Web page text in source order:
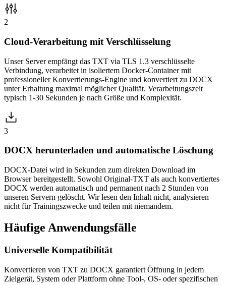
2
Cloud-Verarbeitung mit Verschlüsselung
Unser Server empfängt das TXT via TLS 1.3 verschlüsselte
Verbindung, verarbeitet in isoliertem Docker-Container mit
professioneller Konvertierungs-Engine und konvertiert zu DOCX
unter Erhaltung maximal möglicher Qualität. Verarbeitungszeit
typisch 1-30 Sekunden je nach Größe und Komplexität.
3
DOCX herunterladen und automatische Löschung
DOCX-Datei wird in Sekunden zum direkten Download im
Browser bereitgestellt. Sowohl Original-TXT als auch konvertiertes
DOCX werden automatisch und permanent nach 2 Stunden von
unseren Servern gelöscht. Wir lesen den Inhalt nicht, analysieren
nicht für Trainingszwecke und teilen mit niemandem.
Häufige Anwendungsfälle
Universelle Kompatibilität
Konvertieren von TXT zu DOCX garantiert Öffnung in jedem
Zielgerät, System oder Plattform ohne Tool-, OS- oder spezifischen